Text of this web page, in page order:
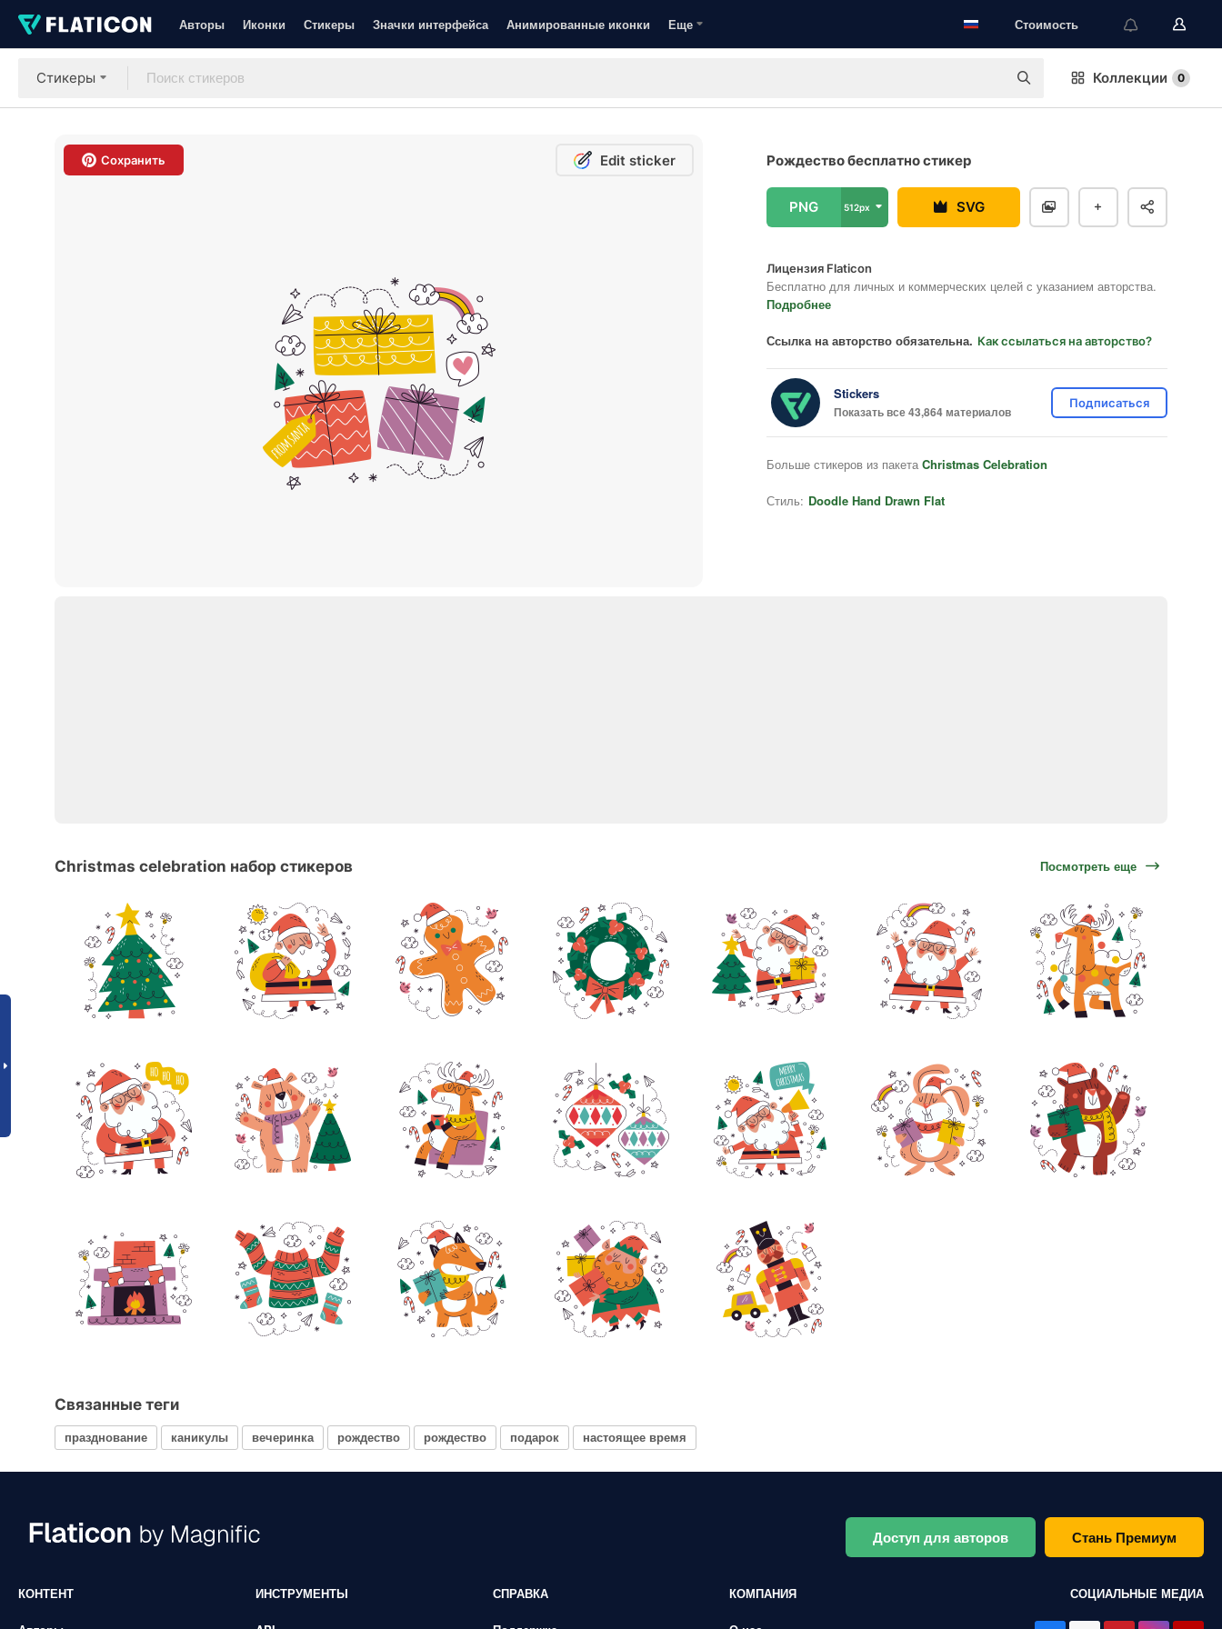
Авторы Иконки Стикеры Значки интерфейса Анимированные иконки Еще Стоимость
Стикеры Коллекции 0
Сохранить Edit sticker Рождество бесплатно стикер
PNG 512px SVG
Лицензия Flaticon
Бесплатно для личных и коммерческих целей с указанием авторства.
Подробнее
Ссылка на авторство обязательна. Как ссылаться на авторство?
Stickers
Показать все 43,864 материалов
Подписаться
Больше стикеров из пакета Christmas Celebration
Стиль: Doodle Hand Drawn Flat
Christmas celebration набор стикеров Посмотреть еще
Связанные теги
празднование каникулы вечеринка рождество рождество подарок настоящее время
Доступ для авторов Стань Премиум
КОНТЕНТ ИНСТРУМЕНТЫ СПРАВКА КОМПАНИЯ СОЦИАЛЬНЫЕ МЕДИА